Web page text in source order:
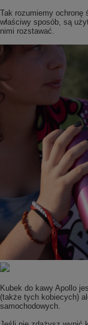
Tak rozumiemy ochronę
właściwy sposób, są
nimi rozstawać.
Kubek do kawy Apollo
(także tych kobiecych)
samochodowych.